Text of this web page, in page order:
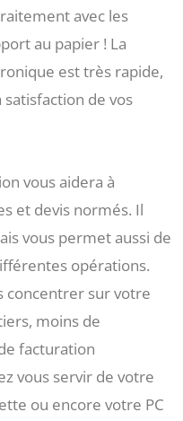
avec les
au papier ! La
est très rapide,
de vos
vous aidera à
et devis normés. Il
vous permet aussi de
opérations.
concentrer sur votre
moins de
facturation
vous servir de votre
ou encore votre PC